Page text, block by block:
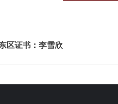
区证书：李雪欣